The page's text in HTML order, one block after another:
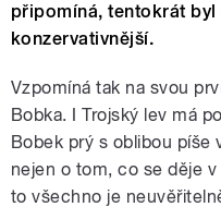
připomíná, tentokrát byl
konzervativnější.
Vzpomíná tak na svou
Bobka. I Trojský lev má
Bobek prý s oblibou píše
nejen o tom, co se děje
to všechno je